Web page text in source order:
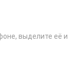
выделите её и